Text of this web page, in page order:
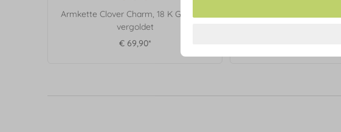
Armkette Clover Charm, 18 K Gelbgold
vergoldet
€ 69,90*